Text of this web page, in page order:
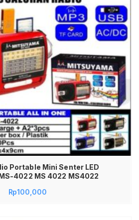
Portable Mini Senter LED
4022 MS 4022 MS4022
Rp100,000